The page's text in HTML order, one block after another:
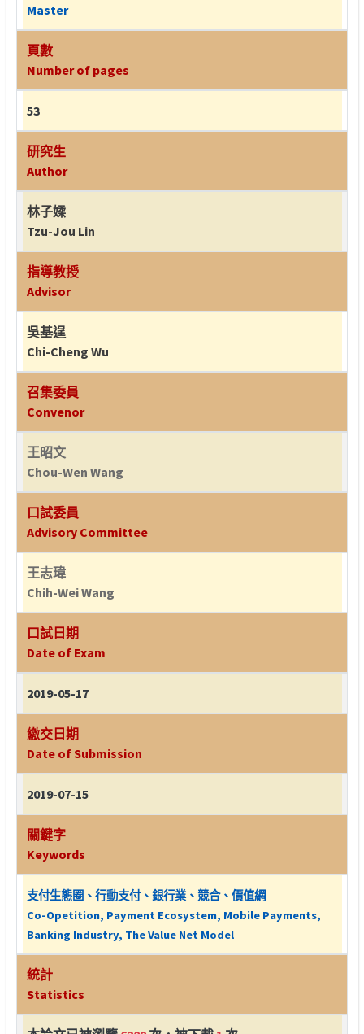
Master
頁數
Number of pages
53
研究生
Author
林子媃
Tzu-Jou Lin
指導教授
Advisor
吳基逞
Chi-Cheng Wu
召集委員
Convenor
王昭文
Chou-Wen Wang
口試委員
Advisory Committee
王志瑋
Chih-Wei Wang
口試日期
Date of Exam
2019-05-17
繳交日期
Date of Submission
2019-07-15
關鍵字
Keywords
支付生態圈、行動支付、銀行業、競合、價值網
Co-Opetition, Payment Ecosystem, Mobile Payments,
Banking Industry, The Value Net Model
統計
Statistics